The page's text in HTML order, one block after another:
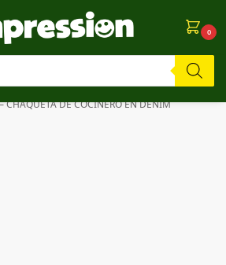
0
pruebas. Si algo falla, ¡Perdón!⚠️
CHAQUETA DE COCINERO EN DENIM